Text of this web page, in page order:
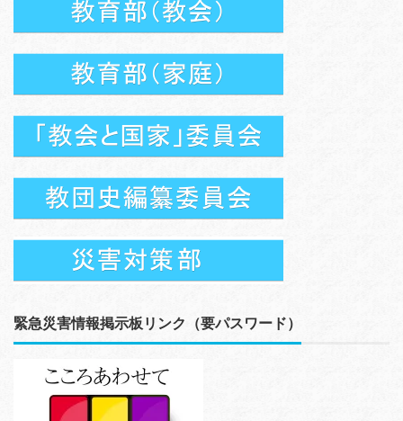
緊急災害情報掲示板リンク（要パスワード）